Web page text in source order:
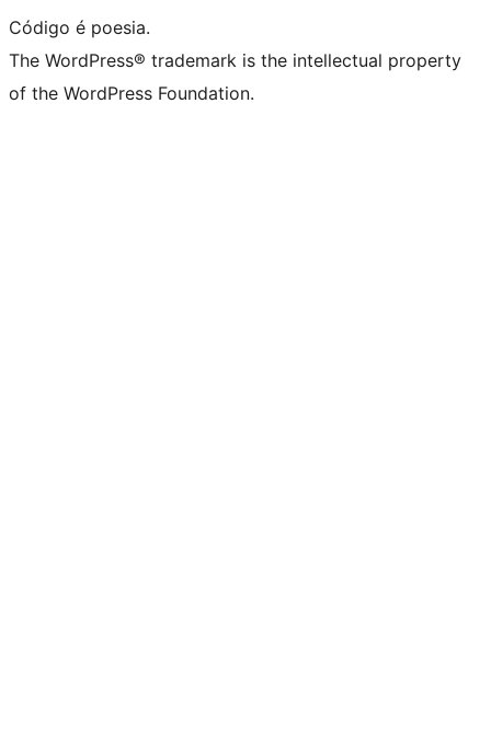
Código é poesia.
The WordPress® trademark is the intellectual property
of the WordPress Foundation.